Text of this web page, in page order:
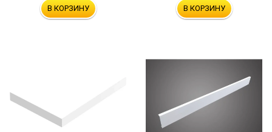
В КОРЗИНУ В КОРЗИНУ